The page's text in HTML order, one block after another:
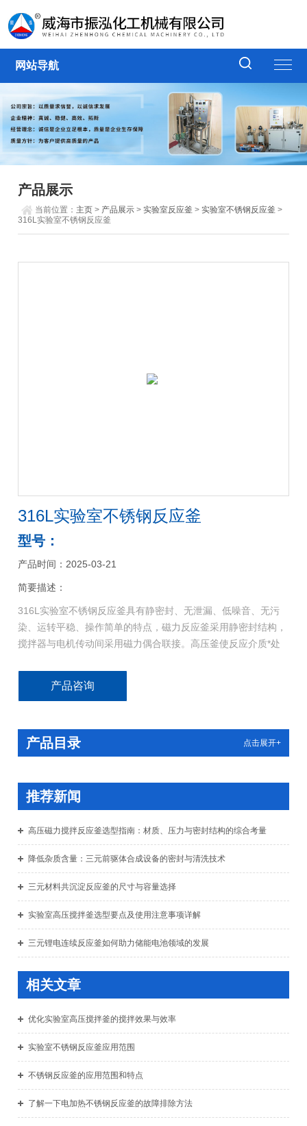
网站导航
产品展示
当前位置： 主页 > 产品展示 >实验室反应釜 >实验室不锈钢反应釜 >
316L实验室不锈钢反应釜
316L实验室不锈钢反应釜
型号：
产品时间：2025-03-21
简要描述：
316L实验室不锈钢反应釜具有静密封、无泄漏、低噪音、无污
染、运转平稳、操作简单的特点，磁力反应釜采用静密封结构，
搅拌器与电机传动间采用磁力偶合联接。高压釜使反应介质*处
产品咨询
产品目录 点击展开+
推荐新闻
高压磁力搅拌反应釜选型指南：材质、压力与密封结构的综合考量
降低杂质含量：三元前驱体合成设备的密封与清洗技术
三元材料共沉淀反应釜的尺寸与容量选择
实验室高压搅拌釜选型要点及使用注意事项详解
三元锂电连续反应釜如何助力储能电池领域的发展
相关文章
优化实验室高压搅拌釜的搅拌效果与效率
实验室不锈钢反应釜应用范围
不锈钢反应釜的应用范围和特点
了解一下电加热不锈钢反应釜的故障排除方法